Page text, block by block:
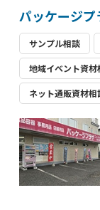
パッケージ
サンプル相談
地域イベント資材
ネット通販資材相